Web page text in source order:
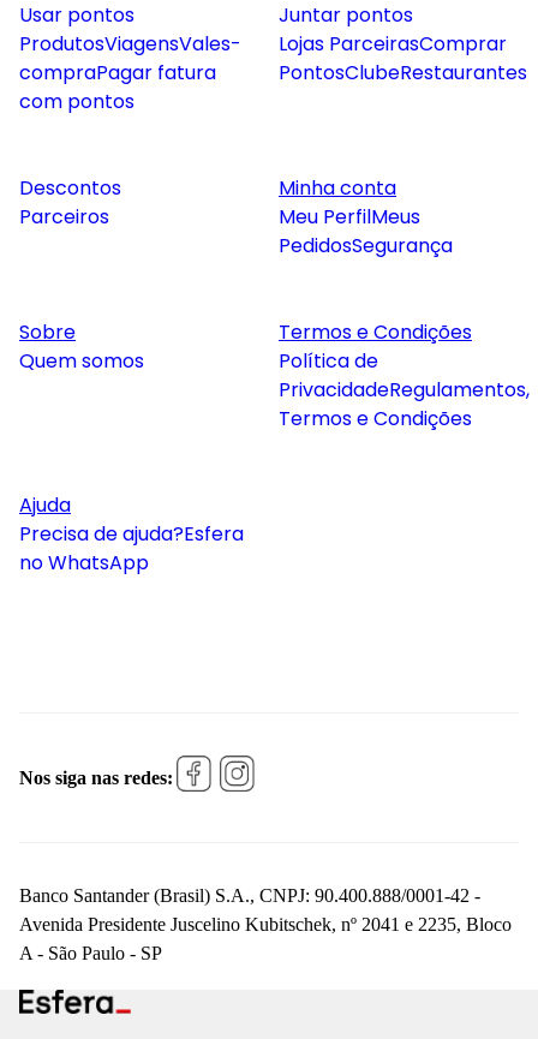
Usar pontos
ProdutosViagensVales-
compraPagar fatura
com pontos
Juntar pontos
Lojas ParceirasComprar
PontosClubeRestaurantes
Descontos
Parceiros
Minha conta
Meu PerfilMeus
PedidosSegurança
Sobre
Quem somos
Termos e Condições
Política de
PrivacidadeRegulamentos,
Termos e Condições
Ajuda
Precisa de ajuda?Esfera
no WhatsApp
Nos siga nas redes:
Banco Santander (Brasil) S.A., CNPJ: 90.400.888/0001-42 -
Avenida Presidente Juscelino Kubitschek, nº 2041 e 2235, Bloco
A - São Paulo - SP